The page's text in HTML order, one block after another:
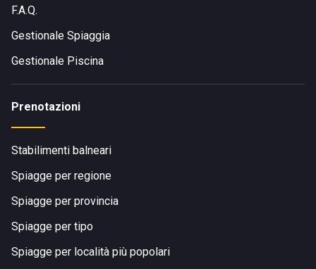
F.A.Q.
Gestionale Spiaggia
Gestionale Piscina
Prenotazioni
Stabilimenti balneari
Spiagge per regione
Spiagge per provincia
Spiagge per tipo
Spiagge per località più popolari